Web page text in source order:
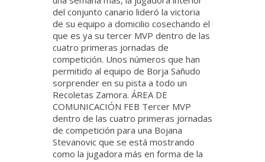
del conjunto canario lideró la victoria
de su equipo a domicilio cosechando el
que es ya su tercer MVP dentro de las
cuatro primeras jornadas de
competición. Unos números que han
permitido al equipo de Borja Sañudo
sorprender en su pista a todo un
Recoletas Zamora. ÁREA DE
COMUNICACIÓN FEB Tercer MVP
dentro de las cuatro primeras jornadas
de competición para una Bojana
Stevanovic que se está mostrando
como la jugadora más en forma de la